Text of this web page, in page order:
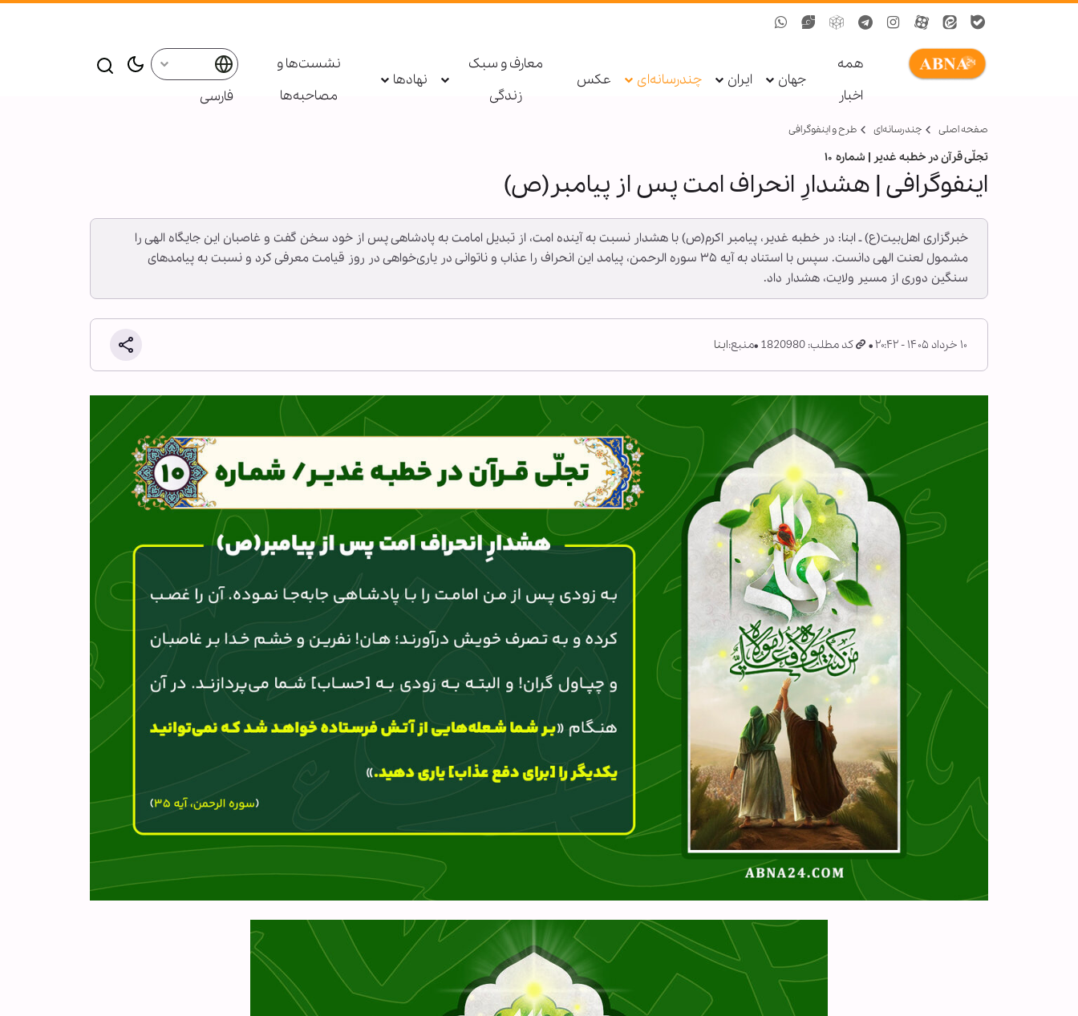
همه
اخبار
جهان ایران چندرسانه‌ای عکس
معارف و سبک
زندگی
نهادها
نشست‌ها و
مصاحبه‌ها
فارسی
صفحه اصلی چندرسانه‌ای طرح و اینفوگرافی
تجلّی قرآن در خطبه غدیر | شماره ۱۰
اینفوگرافی | هشدارِ انحراف امت پس از پیامبر(ص)
خبرگزاری اهل‌بیت(ع) ـ ابنا: در خطبه غدیر، پیامبر اکرم(ص) با هشدار نسبت به آینده امت، از تبدیل امامت به پادشاهی پس از خود سخن گفت و غاصبان این جایگاه الهی را
مشمول لعنت الهی دانست. سپس با استناد به آیه ۳۵ سوره الرحمن، پیامد این انحراف را عذاب و ناتوانی در یاری‌خواهی در روز قیامت معرفی کرد و نسبت به پیامدهای
سنگین دوری از مسیر ولایت، هشدار داد.
۱۰ خرداد ۱۴۰۵ - ۲۰:۴۲ کد مطلب: 1820980 منبع:ابنا